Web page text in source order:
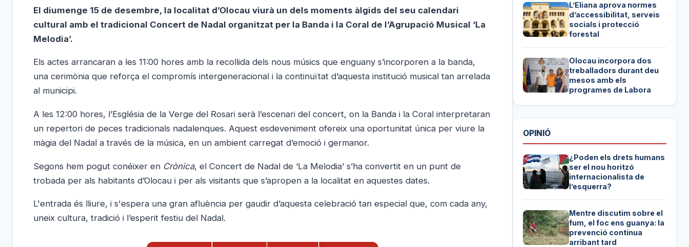
El diumenge 15 de desembre, la localitat d’Olocau viurà un dels moments àlgids del seu calendari
cultural amb el tradicional Concert de Nadal organitzat per la Banda i la Coral de l’Agrupació Musical ‘La
Melodia’.
Els actes arrancaran a les 11:00 hores amb la recollida dels nous músics que enguany s’incorporen a la banda,
una cerimònia que reforça el compromís intergeneracional i la continuïtat d’aquesta institució musical tan arrelada
al municipi.
A les 12:00 hores, l’Església de la Verge del Rosari serà l’escenari del concert, on la Banda i la Coral interpretaran
un repertori de peces tradicionals nadalenques. Aquest esdeveniment ofereix una oportunitat única per viure la
màgia del Nadal a través de la música, en un ambient carregat d’emoció i germanor.
Segons hem pogut conéixer en Crònica, el Concert de Nadal de ‘La Melodia’ s’ha convertit en un punt de
trobada per als habitants d’Olocau i per als visitants que s’apropen a la localitat en aquestes dates.
L'entrada és lliure, i s'espera una gran afluència per gaudir d’aquesta celebració tan especial que, com cada any,
uneix cultura, tradició i l’esperit festiu del Nadal.
L’Eliana aprova normes
d’accessibilitat, serveis
socials i protecció
forestal
Olocau incorpora dos
treballadors durant deu
mesos amb els
programes de Labora
OPINIÓ
¿Poden els drets humans
ser el nou horitzó
internacionalista de
l’esquerra?
Mentre discutim sobre el
fum, el foc ens guanya: la
prevenció continua
arribant tard